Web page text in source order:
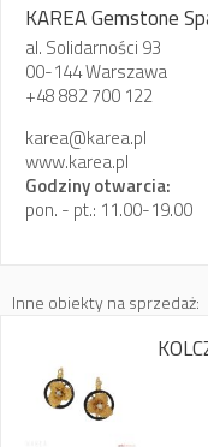
KAREA Gemstone
al. Solidarności 93
00-144 Warszawa
+48 882 700 122
karea@karea.pl
www.karea.pl
Godziny otwarcia:
pon. - pt.: 11.00-19.00
Inne obiekty na sprzedaż: